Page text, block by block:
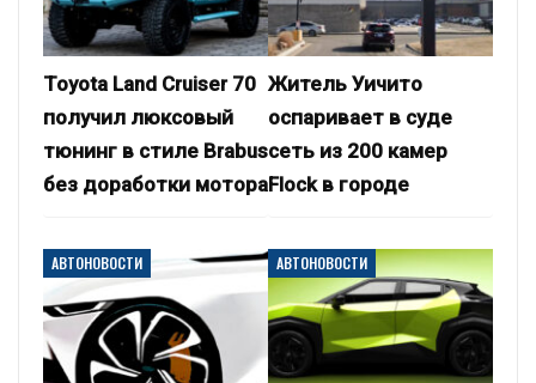
Toyota Land Cruiser 70
получил люксовый
тюнинг в стиле Brabus
без доработки мотора
Житель Уичито
оспаривает в суде
сеть из 200 камер
Flock в городе
АВТОНОВОСТИ АВТОНОВОСТИ